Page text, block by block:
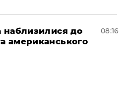
наблизилися до
американського
08:16